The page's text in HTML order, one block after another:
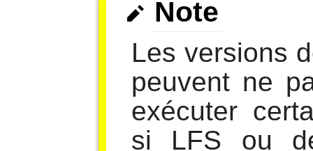
Note
Les versions
peuvent ne
exécuter
si LFS ou